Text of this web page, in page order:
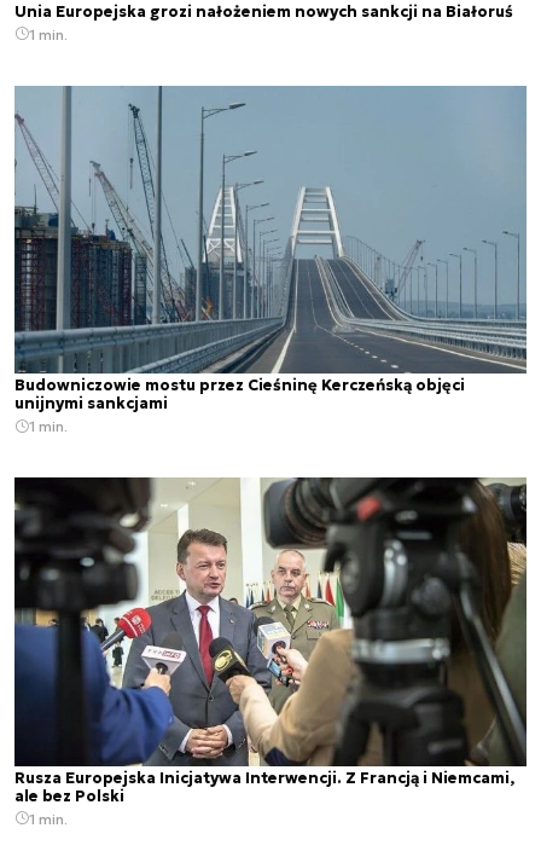
Unia Europejska grozi nałożeniem nowych sankcji na Białoruś
1 min.
Budowniczowie mostu przez Cieśninę Kerczeńską objęci
unijnymi sankcjami
1 min.
Rusza Europejska Inicjatywa Interwencji. Z Francją i Niemcami,
ale bez Polski
1 min.